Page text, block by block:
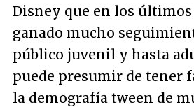
Disney que en los últimos
ganado mucho
público juvenil y hasta
puede presumir de tener
la demografía tween de